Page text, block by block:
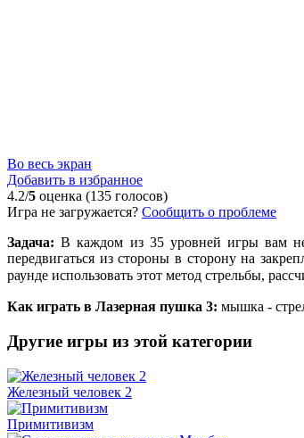
Во весь экран
Добавить в избранное
4.2/5 оценка (135 голосов)
Игра не загружается? Сообщить о проблеме
Задача:В каждом из 35 уровней игры вам
передвигаться из стороны в сторону на
раунде использовать этот метод стрельбы,
Как играть в Лазерная пушка 3: мышка -
Другие игры из этой категории
Железный человек 2
Примитивизм